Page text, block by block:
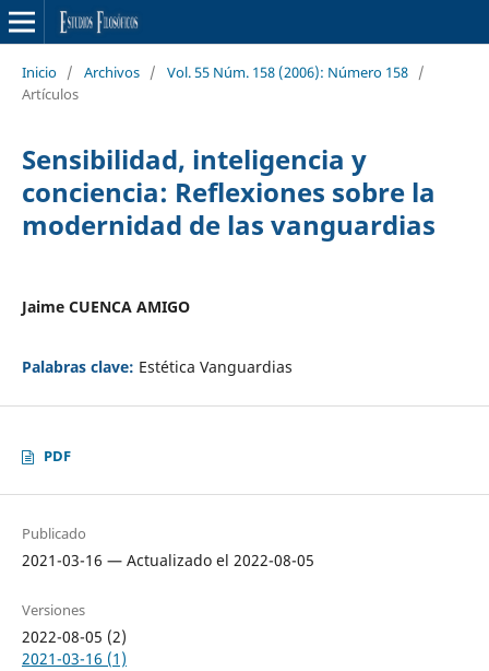
Inicio / Archivos / Vol. 55 Núm. 158 (2006): Número 158 /
Artículos
Sensibilidad, inteligencia y
conciencia: Reflexiones sobre la
modernidad de las vanguardias
Jaime CUENCA AMIGO
Palabras clave: Estética Vanguardias
PDF
Publicado
2021-03-16 — Actualizado el 2022-08-05
Versiones
2022-08-05 (2)
2021-03-16 (1)